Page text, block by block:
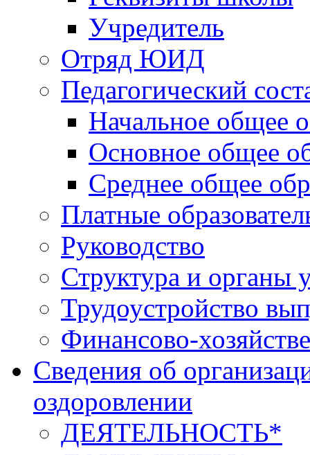
Учредитель
Отряд ЮИД
Педагогический
Начальное общее
Основное общее
Среднее общее
Платные
Руководство
Структура и органы
Трудоустройство
Финансово-
Сведения об
оздоровлении
ДЕЯТЕЛЬНОСТЬ*